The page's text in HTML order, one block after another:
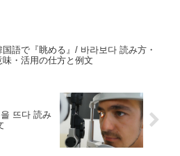
国語で『眺める』/ 바라보다 読み方・
味・活用の仕方と例文
뜨다 読み